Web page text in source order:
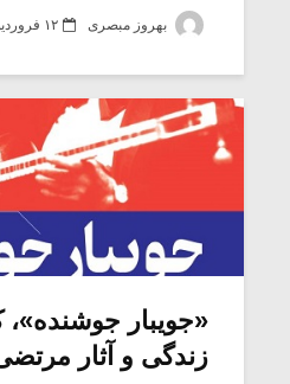
بهروز مبصری ۱۲ فروردین ۱۳۹۹
«جویبار جوشنده»،
زندگی و آثار
شیش و نیم»
اگر نمی توانی
مشهورترین باشی،
بدنام ترین باش